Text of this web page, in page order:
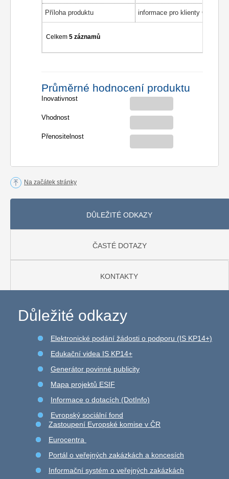
Příloha produktu informace pro klienty OSPOD
Celkem5 záznamů
Průměrné hodnocení produktu
Inovativnost
Vhodnost
Přenositelnost
Na začátek stránky
DŮLEŽITÉ ODKAZY
ČASTÉ DOTAZY
KONTAKTY
Důležité odkazy
Elektronické podání žádosti o podporu (IS KP14+)
Edukační videa IS KP14+
Generátor povinné publicity
Mapa projektů ESIF
Informace o dotacích (DotInfo)
Evropský sociální fond
Zastoupení Evropské komise v ČR
Eurocentra
Portál o veřejných zakázkách a koncesích
Informační systém o veřejných zakázkách